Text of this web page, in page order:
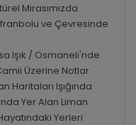
Mirasımızda
ve Çevresinde
Işık / Osmaneli'nde
Üzerine Notlar
Haritaları Işığında
Yer Alan Liman
Yerleri